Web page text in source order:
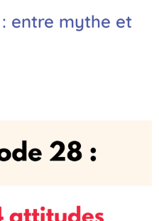
entre mythe et